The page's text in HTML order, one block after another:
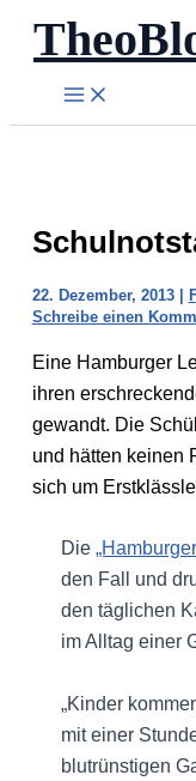
Zum
Inhalt
springen
22. Dezember, 2013 |
Schreibe einen
Eine Hamburger
ihren
gewandt. Die
und hätten keinen
sich um
Die
den Fall und
den täglichen
im Alltag einer
„Kinder
mit einer
blutrünstigen